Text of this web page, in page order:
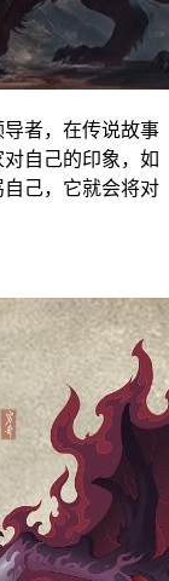
者，在传说故事
自己的印象，如
己，它就会将对